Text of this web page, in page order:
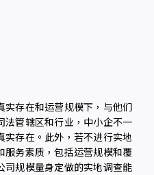
实存在和运营规模下，与他们
法管辖区和行业，中小企不一
实存在。此外，若不进行实地
服务素质，包括运营规模和覆
司规模量身定做的实地调查能